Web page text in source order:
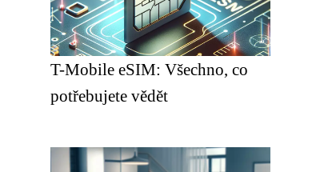
T-Mobile eSIM: Všechno, co
potřebujete vědět